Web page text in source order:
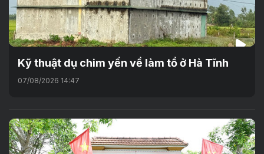
Kỹ thuật dụ chim yến về làm tổ ở Hà Tĩnh
07/08/2026 14:47